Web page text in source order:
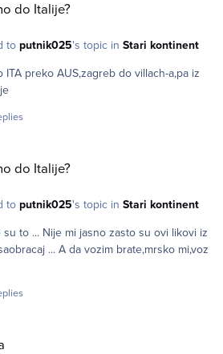
do Italije?
to putnik025's topic in Stari kontinent
ITA preko AUS,zagreb do villach-a,pa iz
do Italije?
to putnik025's topic in Stari kontinent
ovi likovi iz
mi,voz